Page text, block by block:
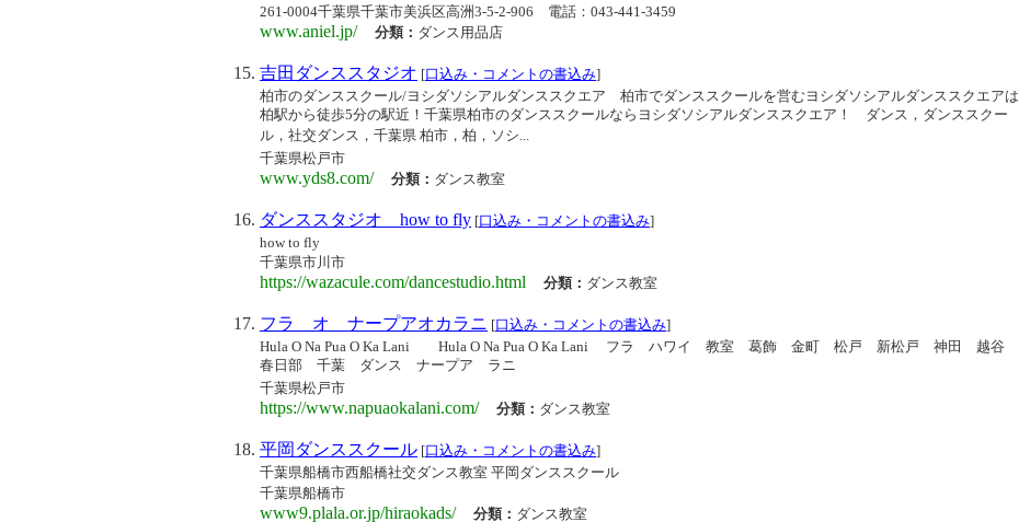
261-0004千葉県千葉市美浜区高洲3-5-2-906 電話：043-441-3459
www.aniel.jp/ 分類： ダンス用品店
吉田ダンススタジオ [口込み・コメントの書込み]
柏市のダンススクール/ヨシダソシアルダンススクエア 柏市でダンススクールを営むヨシダソシアルダンススクエアは
柏駅から徒歩5分の駅近！千葉県柏市のダンススクールならヨシダソシアルダンススクエア！ ダンス，ダンススクー
ル，社交ダンス，千葉県 柏市，柏，ソシ...
千葉県松戸市
www.yds8.com/ 分類： ダンス教室
ダンススタジオ how to fly [口込み・コメントの書込み]
how to fly
千葉県市川市
https://wazacule.com/dancestudio.html 分類： ダンス教室
フラ オ ナープアオカラニ [口込み・コメントの書込み]
Hula O Na Pua O Ka Lani Hula O Na Pua O Ka Lani フラ ハワイ 教室 葛飾 金町 松戸 新松戸 神田 越谷
春日部 千葉 ダンス ナープア ラニ
千葉県松戸市
https://www.napuaokalani.com/ 分類： ダンス教室
平岡ダンススクール [口込み・コメントの書込み]
千葉県船橋市西船橋社交ダンス教室 平岡ダンススクール
千葉県船橋市
www9.plala.or.jp/hiraokads/ 分類： ダンス教室